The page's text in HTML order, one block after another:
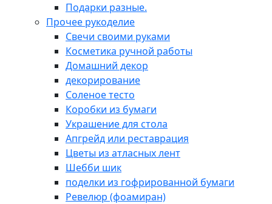
Подарки разные.
Прочее рукоделие
Свечи своими руками
Косметика ручной работы
Домашний декор
декорирование
Соленое тесто
Коробки из бумаги
Украшение для стола
Апгрейд или реставрация
Цветы из атласных лент
Шебби шик
поделки из гофрированной бумаги
Ревелюр (фоамиран)